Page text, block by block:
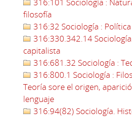
filosofía
316:32 Sociología : Política
316:330.342.14
capitalista
316:681.32 Sociología :
316:800.1 Sociología :
Teoría sore el origen,
lenguaje
316:94(82) Sociología.